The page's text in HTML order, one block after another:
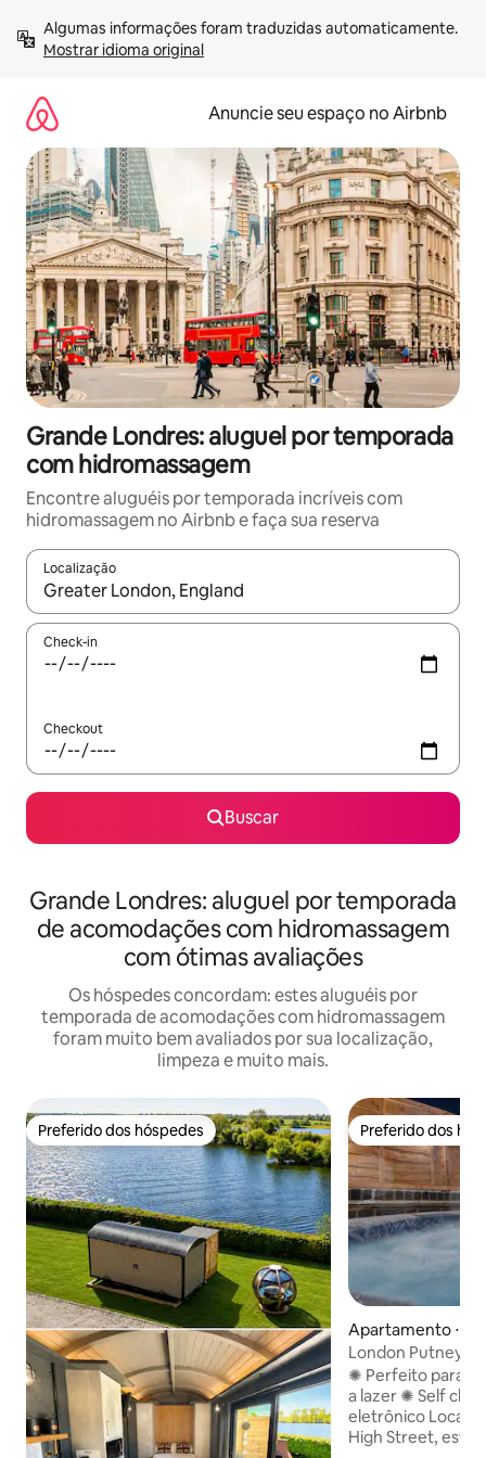
para
Mostrar idioma original
Anuncie seu espaço no Airbnb
Grande Londres: aluguel por temporada
com hidromassagem
Encontre aluguéis por temporada incríveis com
hidromassagem no Airbnb e faça sua reserva
Localização
Quando os resultados estiverem disponíveis, explore-os
Check-in
Checkout
Buscar
Grande Londres: aluguel por temporada
de acomodações com hidromassagem
com ótimas avaliações
Os hóspedes concordam: estes aluguéis por
temporada de acomodações com hidromassagem
foram muito bem avaliados por sua localização,
limpeza e muito mais.
Preferido dos hóspedes
Preferido dos hóspedes Preferido dos
Preferido dos
Apartamento ⋅
res
London Putney
hidromassagem,
✺ Perfeito para
a lazer ✺ Self
eletrônico
High Street,